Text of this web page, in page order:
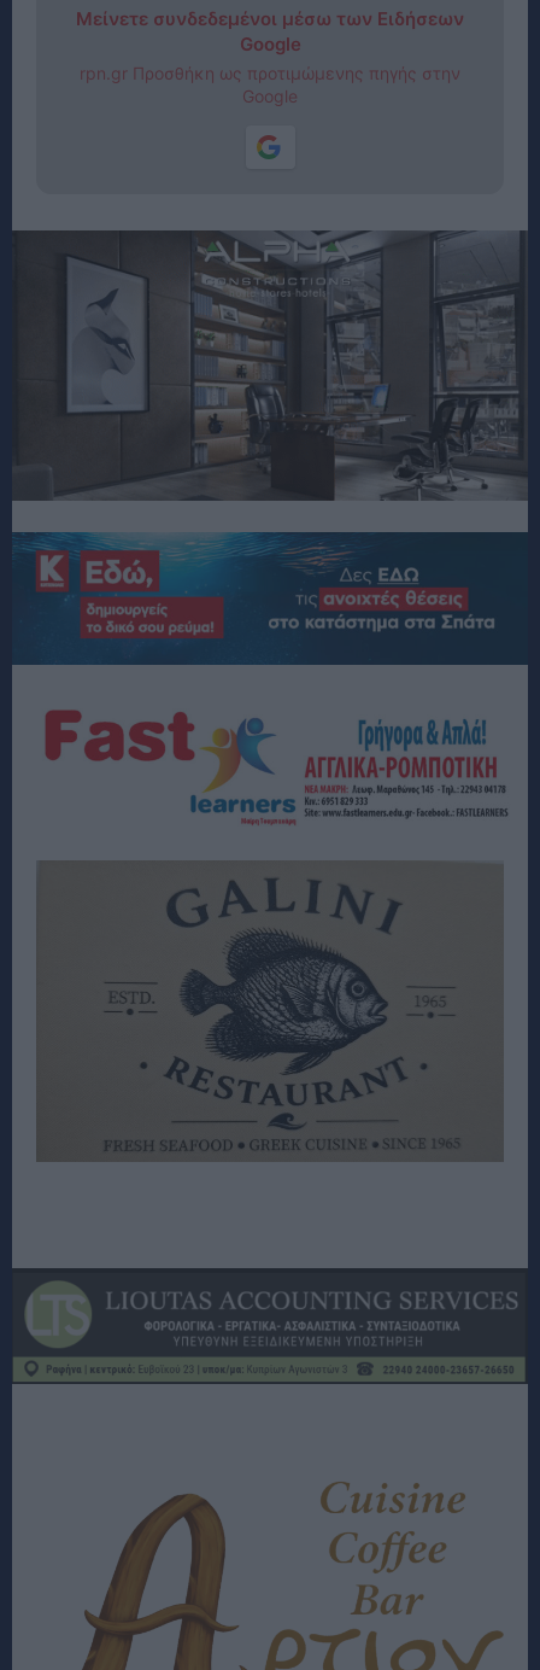
Μείνετε συνδεδεμένοι μέσω των Ειδήσεων
Google
rpn.gr Προσθήκη ως προτιμώμενης πηγής στην
Google